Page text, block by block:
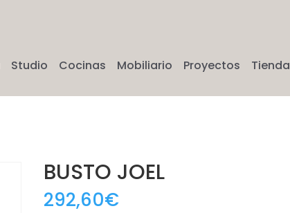
Studio Cocinas Mobiliario Proyectos Tienda
BUSTO JOEL
292,60€